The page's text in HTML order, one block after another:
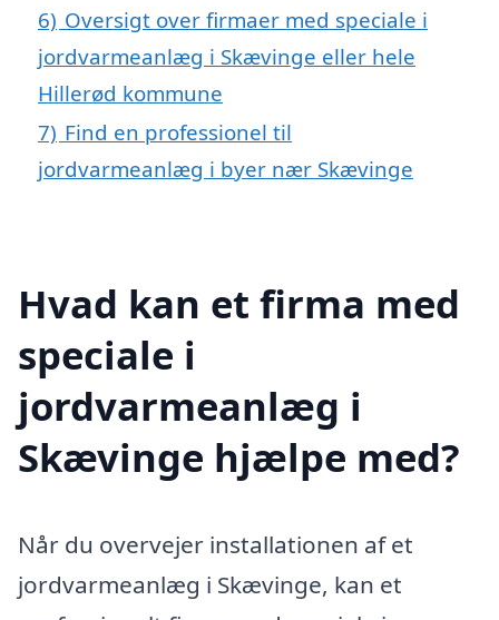
6) Oversigt over firmaer med speciale i
jordvarmeanlæg i Skævinge eller hele
Hillerød kommune
7) Find en professionel til
jordvarmeanlæg i byer nær Skævinge
Hvad kan et firma med
speciale i
jordvarmeanlæg i
Skævinge hjælpe med?
Når du overvejer installationen af et
jordvarmeanlæg i Skævinge, kan et